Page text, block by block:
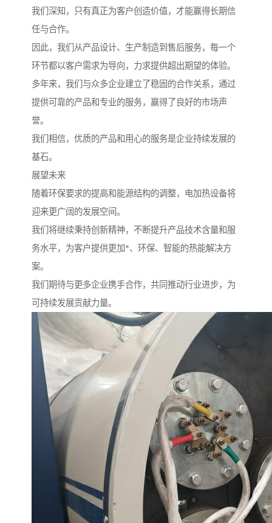
我们深知，只有真正为客户创造价值，才能赢得长期信
任与合作。
因此，我们从产品设计、生产制造到售后服务，每一个
环节都以客户需求为导向，力求提供超出期望的体验。
多年来，我们与众多企业建立了稳固的合作关系，通过
提供可靠的产品和专业的服务，赢得了良好的市场声
誉。
我们相信，优质的产品和用心的服务是企业持续发展的
基石。
展望未来
随着环保要求的提高和能源结构的调整，电加热设备将
迎来更广阔的发展空间。
我们将继续秉持创新精神，不断提升产品技术含量和服
务水平，为客户提供更加*、环保、智能的热能解决方
案。
我们期待与更多企业携手合作，共同推动行业进步，为
可持续发展贡献力量。